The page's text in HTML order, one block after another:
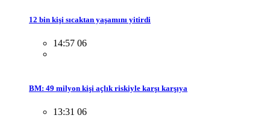
12 bin kişi sıcaktan yaşamını yitirdi
14:57 06
BM: 49 milyon kişi açlık riskiyle karşı karşıya
13:31 06